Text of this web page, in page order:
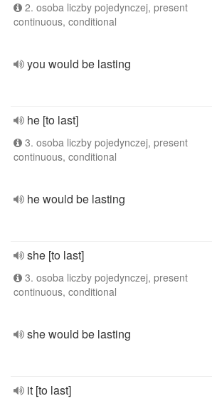
2. osoba liczby pojedynczej, present
continuous, conditional
you would be lasting
he [to last]
3. osoba liczby pojedynczej, present
continuous, conditional
he would be lasting
she [to last]
3. osoba liczby pojedynczej, present
continuous, conditional
she would be lasting
it [to last]